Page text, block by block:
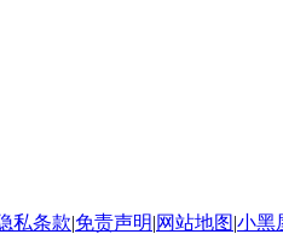
私条款|免责声明|网站地图|小黑